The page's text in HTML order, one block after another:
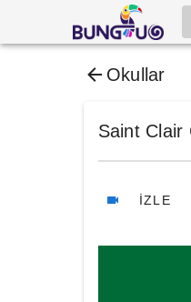
Okullar
Saint Clair
İZLE